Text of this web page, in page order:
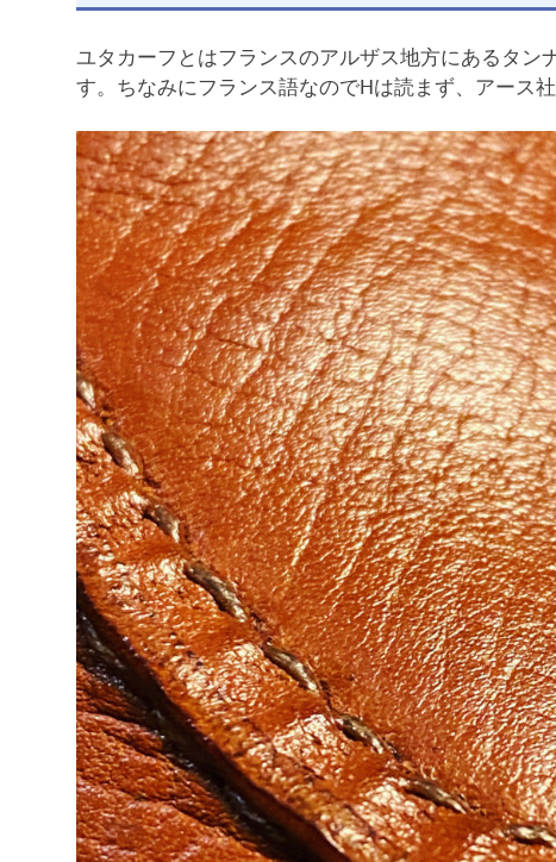
ユタカーフとはフランスのアルザス地方にあるタ
す。ちなみにフランス語なのでHは読まず、アース社